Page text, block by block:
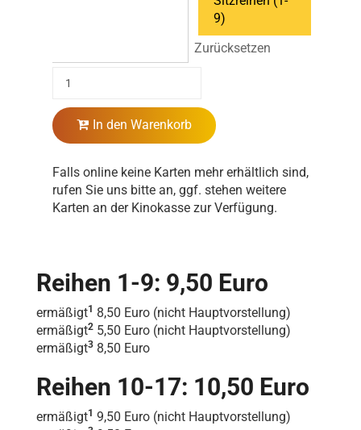
9)
Zurücksetzen
In den Warenkorb
Falls online keine Karten mehr erhältlich sind,
rufen Sie uns bitte an, ggf. stehen weitere
Karten an der Kinokasse zur Verfügung.
Reihen 1-9: 9,50 Euro
ermäßigt1 8,50 Euro (nicht Hauptvorstellung)
ermäßigt2 5,50 Euro (nicht Hauptvorstellung)
ermäßigt3 8,50 Euro
Reihen 10-17: 10,50 Euro
ermäßigt1 9,50 Euro (nicht Hauptvorstellung)